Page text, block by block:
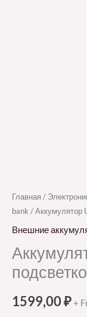
Главная /
bank / Аккумулятор
Внешние
1599,00₽+